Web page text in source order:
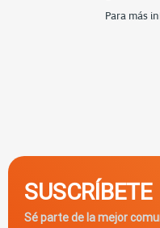
Para más
SUSCRÍBETE
Sé parte de la mejor